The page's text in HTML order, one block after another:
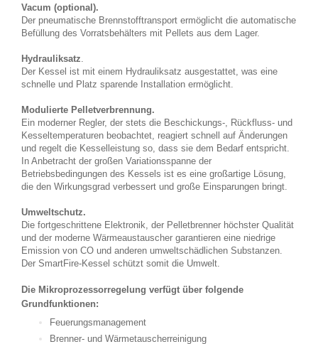
Vacum (optional).
Der pneumatische Brennstofftransport ermöglicht die automatische
Befüllung des Vorratsbehälters mit Pellets aus dem Lager.
Hydrauliksatz
Der Kessel ist mit einem Hydrauliksatz ausgestattet, was eine
schnelle und Platz sparende Installation ermöglicht.
Modulierte Pelletverbrennung.
Ein moderner Regler, der stets die Beschickungs-, Rückfluss- und
Kesseltemperaturen beobachtet, reagiert schnell auf Änderungen
und regelt die Kesselleistung so, dass sie dem Bedarf entspricht.
In Anbetracht der großen Variationsspanne der
Betriebsbedingungen des Kessels ist es eine großartige Lösung,
die den Wirkungsgrad verbessert und große Einsparungen bringt.
Umweltschutz.
Die fortgeschrittene Elektronik, der Pelletbrenner höchster Qualität
und der moderne Wärmeaustauscher garantieren eine niedrige
Emission von CO und anderen umweltschädlichen Substanzen.
Der SmartFire-Kessel schützt somit die Umwelt.
Die Mikroprozessorregelung verfügt über folgende
Grundfunktionen:
Feuerungsmanagement
Brenner- und Wärmetauscherreinigung